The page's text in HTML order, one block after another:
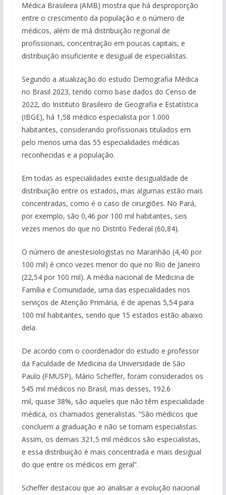
Médica Brasileira (AMB) mostra que há desproporção
entre o crescimento da população e o número de
médicos, além de má distribuição regional de
profissionais, concentração em poucas capitais, e
distribuição insuficiente e desigual de especialistas.
Segundo a atualização do estudo Demografia Médica
no Brasil 2023, tendo como base dados do Censo de
2022, do Instituto Brasileiro de Geografia e Estatística
(IBGE), há 1,58 médico especialista por 1.000
habitantes, considerando profissionais titulados em
pelo menos uma das 55 especialidades médicas
reconhecidas e a população.
Em todas as especialidades existe desigualdade de
distribuição entre os estados, mas algumas estão mais
concentradas, como é o caso de cirurgiões. No Pará,
por exemplo, são 0,46 por 100 mil habitantes, seis
vezes menos do que no Distrito Federal (60,84).
O número de anestesiologistas no Maranhão (4,40 por
100 mil) é cinco vezes menor do que no Rio de Janeiro
(22,54 por 100 mil). A média nacional de Medicina de
Família e Comunidade, uma das especialidades nos
serviços de Atenção Primária, é de apenas 5,54 para
100 mil habitantes, sendo que 15 estados estão abaixo
dela.
De acordo com o coordenador do estudo e professor
da Faculdade de Medicina da Universidade de São
Paulo (FMUSP), Mário Scheffer, foram considerados os
545 mil médicos no Brasil, mas desses, 192.6
mil, quase 38%, são aqueles que não têm especialidade
médica, os chamados generalistas. “São médicos que
concluem a graduação e não se tornam especialistas.
Assim, os demais 321,5 mil médicos são especialistas,
e essa distribuição é mais concentrada e mais desigual
do que entre os médicos em geral”.
Scheffer destacou que ao analisar a evolução nacional